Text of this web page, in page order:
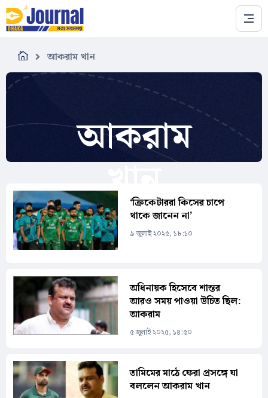
Skip to main content
আকরাম খান
আকরাম
খান
‘ক্রিকেটাররা কিসের চাপে
থাকে জানেন না’
৯ জুলাই ২০২৫, ১৮:১০
অধিনায়ক হিসেবে শান্তর
আরও সময় পাওয়া উচিত ছিল:
আকরাম
৫ জুলাই ২০২৫, ১৪:৫০
তামিমের মাঠে ফেরা প্রসঙ্গে যা
বললেন আকরাম খান